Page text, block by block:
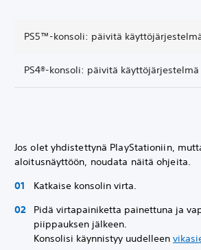
PS5™-konsoli: päivitä
PS4®-konsoli: päivitä
Jos olet yhdistettynä PlayStationiin,
aloitusnäyttöön, noudata näitä ohjeita.
Katkaise konsolin virta.
Pidä virtapainiketta painettuna ja
piippauksen jälkeen.
Konsolisi käynnistyy uudelleen